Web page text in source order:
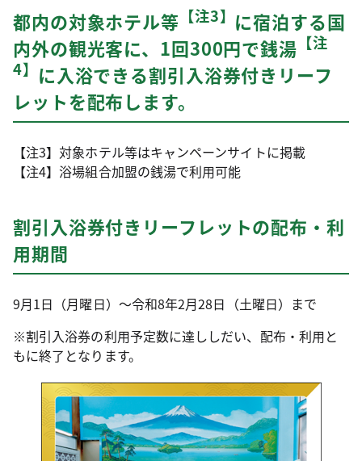
都内の対象ホテル等 【注3】 に宿泊する国
内外の観光客に、1回300円で銭湯 【注
4】 に入浴できる割引入浴券付きリーフ
レットを配布します。
【注3】対象ホテル等はキャンペーンサイトに掲載
【注4】浴場組合加盟の銭湯で利用可能
割引入浴券付きリーフレットの配布・利
用期間
9月1日（月曜日）～令和8年2月28日（土曜日）まで
※割引入浴券の利用予定数に達ししだい、配布・利用と
もに終了となります。